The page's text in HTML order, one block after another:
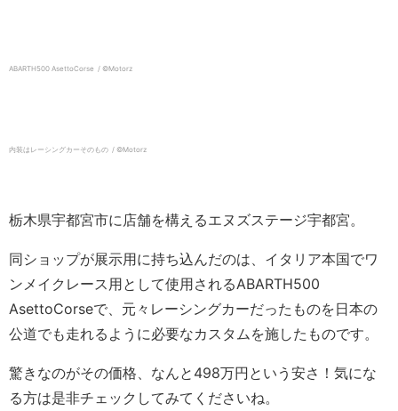
ABARTH500 AsettoCorse / ©️Motorz
内装はレーシングカーそのもの / ©️Motorz
栃木県宇都宮市に店舗を構えるエヌズステージ宇都宮。
同ショップが展示用に持ち込んだのは、イタリア本国でワ
ンメイクレース用として使用されるABARTH500
AsettoCorseで、元々レーシングカーだったものを日本の
公道でも走れるように必要なカスタムを施したものです。
驚きなのがその価格、なんと498万円という安さ！気にな
る方は是非チェックしてみてくださいね。